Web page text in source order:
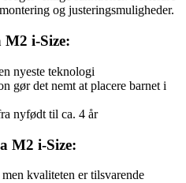
og justeringsmuligheder.
M2 i-Size:
nyeste teknologi
gør det nemt at placere barnet i
nyfødt til ca. 4 år
M2 i-Size:
kvaliteten er tilsvarende